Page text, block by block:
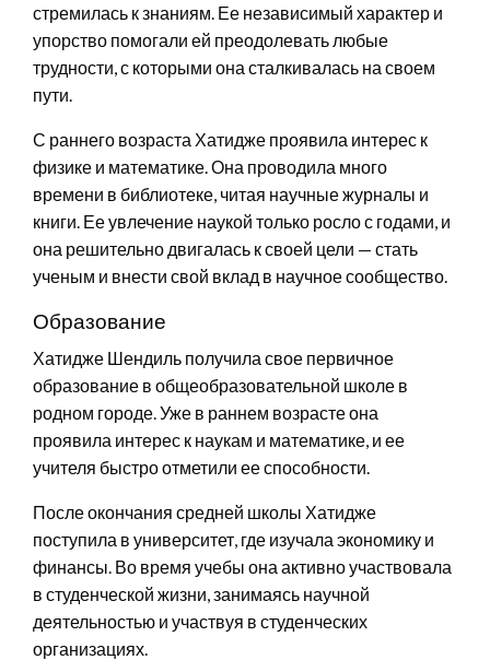
стремилась к знаниям. Ее независимый характер и
упорство помогали ей преодолевать любые
трудности, с которыми она сталкивалась на своем
пути.
С раннего возраста Хатидже проявила интерес к
физике и математике. Она проводила много
времени в библиотеке, читая научные журналы и
книги. Ее увлечение наукой только росло с годами, и
она решительно двигалась к своей цели — стать
ученым и внести свой вклад в научное сообщество.
Образование
Хатидже Шендиль получила свое первичное
образование в общеобразовательной школе в
родном городе. Уже в раннем возрасте она
проявила интерес к наукам и математике, и ее
учителя быстро отметили ее способности.
После окончания средней школы Хатидже
поступила в университет, где изучала экономику и
финансы. Во время учебы она активно участвовала
в студенческой жизни, занимаясь научной
деятельностью и участвуя в студенческих
организациях.